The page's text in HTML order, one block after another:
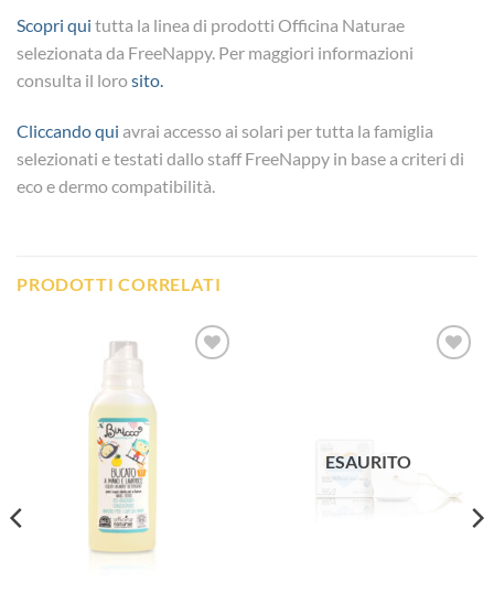
Scopri qui tutta la linea di prodotti Officina Naturae
selezionata da FreeNappy. Per maggiori informazioni
consulta il lorosito.
Cliccando qui avrai accesso ai solari per tutta la famiglia
selezionati e testati dallo staff FreeNappy in base a criteri di
eco e dermo compatibilità.
PRODOTTI CORRELATI
ESAURITO